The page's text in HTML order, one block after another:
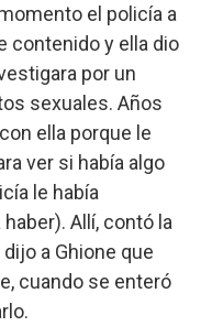
el policía a
contenido y ella dio
por un
sexuales. Años
ella porque le
ver si había algo
le había
Allí, contó la
a Ghione que
cuando se enteró